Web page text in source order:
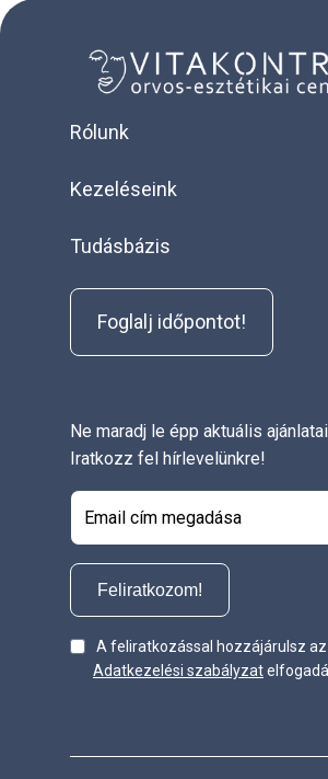
Rólunk
Kezeléseink
Tudásbázis
Foglalj időpontot!
Ne maradj le épp aktuális
Iratkozz fel hírlevelünkre!
Feliratkozom!
A feliratkozással hozzájárulsz az
Adatkezelési szabályzat